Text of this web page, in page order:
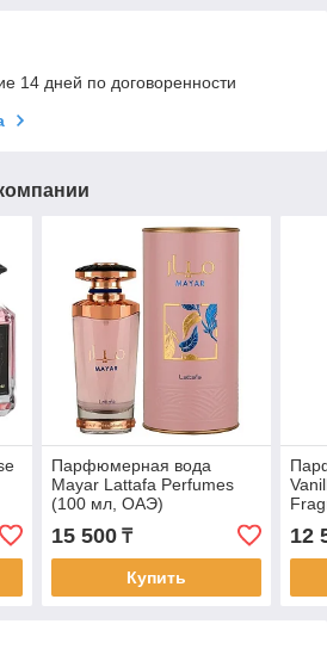
14 дней по договоренности
Парфюмерная вода
Mayar Lattafa Perfumes
(100 мл, ОАЭ)
15 500₸
Купить
12